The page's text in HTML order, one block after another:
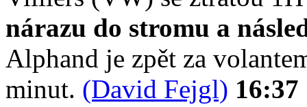
nárazu do stromu a
Alphand je zpět za
minut. (David Fejgl)